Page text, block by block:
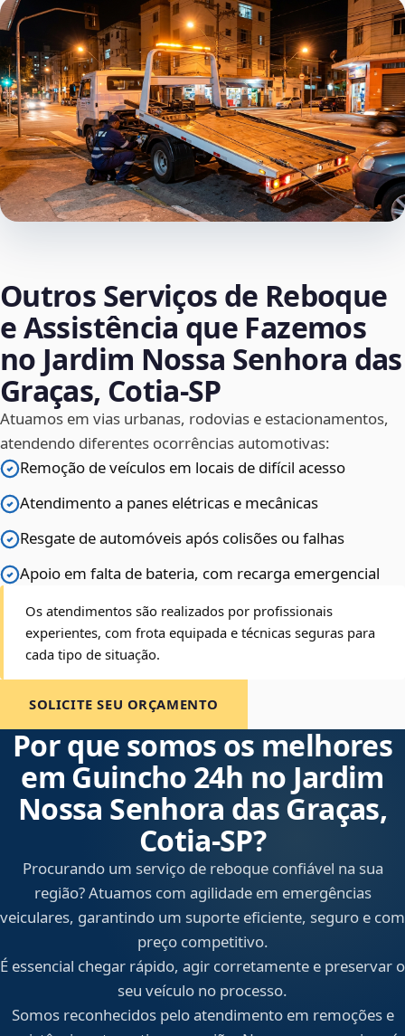
Outros Serviços de Reboque
e Assistência que Fazemos
no Jardim Nossa Senhora das
Graças, Cotia‑SP
Atuamos em vias urbanas, rodovias e estacionamentos,
atendendo diferentes ocorrências automotivas:
Remoção de veículos em locais de difícil acesso
Atendimento a panes elétricas e mecânicas
Resgate de automóveis após colisões ou falhas
Apoio em falta de bateria, com recarga emergencial
Os atendimentos são realizados por profissionais
experientes, com frota equipada e técnicas seguras para
cada tipo de situação.
SOLICITE SEU ORÇAMENTO
Por que somos os melhores
em Guincho 24h no Jardim
Nossa Senhora das Graças,
Cotia‑SP?
Procurando um serviço de reboque confiável na sua
região? Atuamos com agilidade em emergências
veiculares, garantindo um suporte eficiente, seguro e com
preço competitivo.
É essencial chegar rápido, agir corretamente e preservar o
seu veículo no processo.
Somos reconhecidos pelo atendimento em remoções e